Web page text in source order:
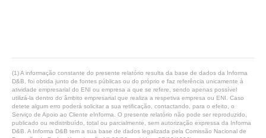
(1) A informação constante do presente relatório resulta da base de dados da Informa
D&B, foi obtida junto de fontes públicas ou do próprio e faz referência unicamente à
atividade empresarial do ENI ou empresa a que se refere, sendo apenas possível
utilizá-la dentro do âmbito empresarial que realiza a respetiva empresa ou ENI. Caso
detete algum erro poderá solicitar a sua retificação, contactando, para o efeito, o
Serviço de Apoio ao Cliente eInforma. O presente relatório não pode ser reproduzido,
publicado ou redistribuído, total ou parcialmente, sem autorização expressa da Informa
D&B. A Informa D&B tem a sua base de dados legalizada pela Comissão Nacional de